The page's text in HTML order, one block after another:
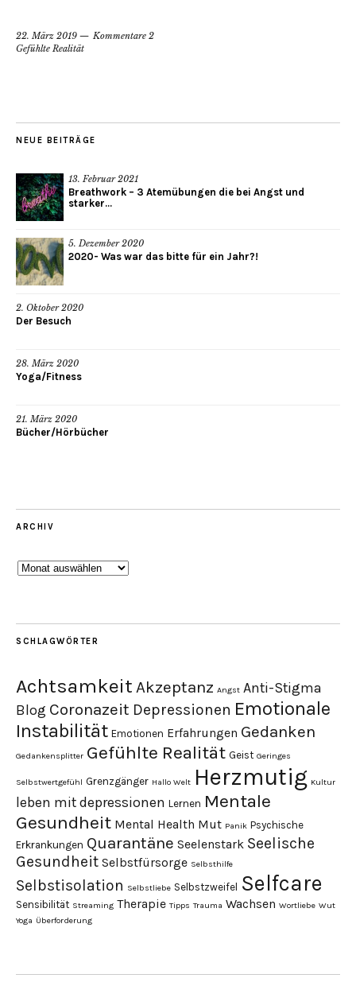
22. März 2019
Kommentare 2
Gefühlte Realität
NEUE BEITRÄGE
13. Februar 2021
Breathwork – 3 Atemübungen die bei Angst und
starker...
5. Dezember 2020
2020- Was war das bitte für ein Jahr?!
2. Oktober 2020
Der Besuch
28. März 2020
Yoga/Fitness
21. März 2020
Bücher/Hörbücher
ARCHIV
Archiv
SCHLAGWÖRTER
Achtsamkeit Akzeptanz Angst Anti-Stigma
Blog Coronazeit Depressionen Emotionale
Instabilität Emotionen Erfahrungen Gedanken
Gedankensplitter Gefühlte Realität Geist Geringes
Selbstwertgefühl Grenzgänger Hallo Welt Herzmutig Kultur
leben mit depressionen Lernen Mentale
Gesundheit Mental Health Mut Panik Psychische
Erkrankungen Quarantäne Seelenstark Seelische
Gesundheit Selbstfürsorge Selbsthilfe
Selbstisolation Selbstliebe Selbstzweifel Selfcare
Sensibilität Streaming Therapie Tipps Trauma Wachsen Wortliebe Wut
Yoga Überforderung